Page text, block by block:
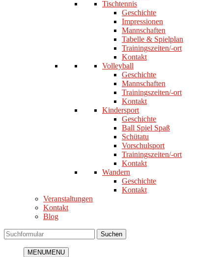
Tischtennis
Geschichte
Impressionen
Mannschaften
Tabelle & Spielplan
Trainingszeiten/-ort
Kontakt
Volleyball
Geschichte
Mannschaften
Trainingszeiten/-ort
Kontakt
Kindersport
Geschichte
Ball Spiel Spaß
Schütatu
Vorschulsport
Trainingszeiten/-ort
Kontakt
Wandern
Geschichte
Kontakt
Veranstaltungen
Kontakt
Blog
Suchen
MENUMENU